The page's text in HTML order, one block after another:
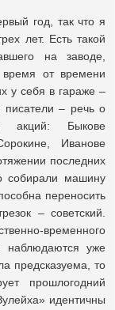
год, так что я
лет. Есть такой
на заводе,
от времени
у себя в гараже –
писатели – речь о
акций: Быкове
Иванове
последних
собирали машину
переносить
– советский.
временного
наблюдаются уже
предсказуема, то
прошлогодний
идентичны